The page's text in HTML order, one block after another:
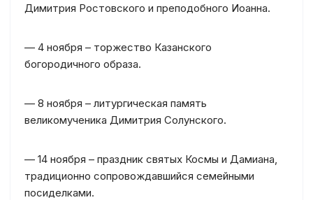
Димитрия Ростовского и преподобного Иоанна.
— 4 ноября – торжество Казанского
богородичного образа.
— 8 ноября – литургическая память
великомученика Димитрия Солунского.
— 14 ноября – праздник святых Космы и Дамиана,
традиционно сопровождавшийся семейными
посиделками.